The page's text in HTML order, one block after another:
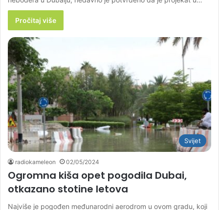
Pročitaj više
Svijet
radiokameleon 02/05/2024
Ogromna kiša opet pogodila Dubai,
otkazano stotine letova
Najviše je pogođen međunarodni aerodrom u ovom gradu, koji